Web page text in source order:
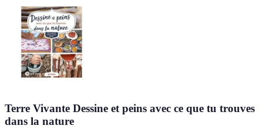
Terre Vivante Dessine et peins avec ce que tu trouves
dans la nature